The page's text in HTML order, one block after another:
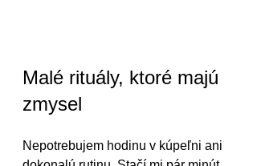
Malé rituály, ktoré majú
zmysel
Nepotrebujem hodinu v kúpeľni ani